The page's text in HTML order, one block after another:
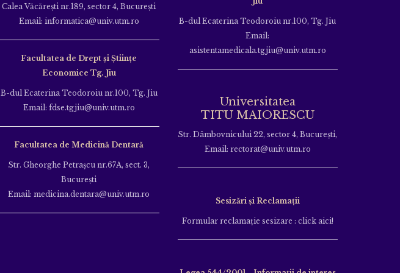
Calea Văcăreşti nr.189, sector 4, Bucureşti
Email: informatica@univ.utm.ro
Facultatea de Drept și Științe
Economice Tg. Jiu
B-dul Ecaterina Teodoroiu nr.100, Tg. Jiu
Email: fdse.tgjiu@univ.utm.ro
Facultatea de Medicină Dentară
Str. Gheorghe Petraşcu nr.67A, sect. 3,
Bucureşti
Email: medicina.dentara@univ.utm.ro
B-dul Ecaterina Teodoroiu nr.100, Tg. Jiu
Email:
asistentamedicala.tgjiu@univ.utm.ro
Universitatea
TITU MAIORESCU
Str. Dâmbovnicului 22, sector 4, București,
Email: rectorat@univ.utm.ro
Sesizări și Reclamații
Formular reclamație sesizare : click aici!